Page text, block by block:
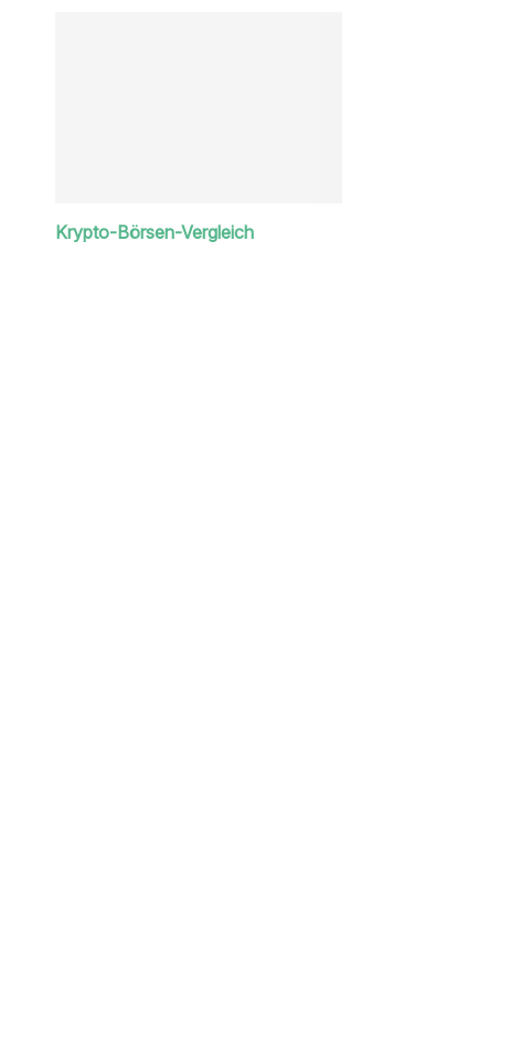
Krypto-Börsen-Vergleich